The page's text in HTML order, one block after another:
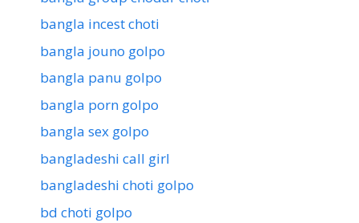
bangla incest choti
bangla jouno golpo
bangla panu golpo
bangla porn golpo
bangla sex golpo
bangladeshi call girl
bangladeshi choti golpo
bd choti golpo